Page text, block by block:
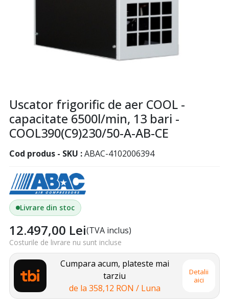
Uscator frigorific de aer COOL -
capacitate 6500l/min, 13 bari -
COOL390(C9)230/50-A-AB-CE
Cod produs - SKU ABAC-4102006394
Livrare din stoc
12.497,00 Lei(TVA inclus)
Costurile de livrare nu sunt incluse
Cumpara acum, plateste mai
tarziu
de la 358,12 RON / Luna
Detalii
aici